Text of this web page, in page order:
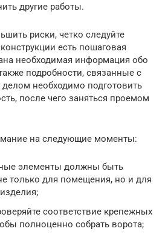
другие работы.
риски, четко следуйте
есть пошаговая
необходимая информация обо
подробности, связанные с
необходимо подготовить
после чего заняться проемом
на следующие моменты:
элементы должны быть
только для помещения, но и для
соответствие крепежных
полноценно собрать ворота;